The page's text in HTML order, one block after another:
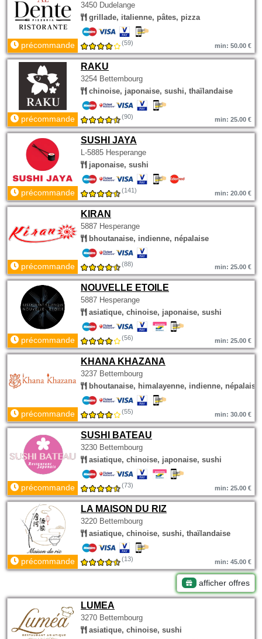
3450 Dudelange
grillade, italienne, pâtes, pizza
précommande (59) min: 50.00 €
RAKU
3254 Bettembourg
chinoise, japonaise, sushi, thaïlandaise
précommande (90) min: 25.00 €
SUSHI JAYA
L-5885 Hesperange
japonaise, sushi
précommande (141) min: 20.00 €
KIRAN
5887 Hesperange
bhoutanaise, indienne, népalaise
précommande (88) min: 25.00 €
NOUVELLE ETOILE
5887 Hesperange
asiatique, chinoise, japonaise, sushi
précommande (56) min: 25.00 €
KHANA KHAZANA
3237 Bettembourg
bhoutanaise, himalayenne, indienne, népalaise
précommande (55) min: 30.00 €
SUSHI BATEAU
3230 Bettembourg
asiatique, chinoise, japonaise, sushi
précommande (73) min: 25.00 €
LA MAISON DU RIZ
3220 Bettembourg
asiatique, chinoise, sushi, thaïlandaise
précommande (13) min: 45.00 €
afficher offres
LUMEA
3270 Bettembourg
asiatique, chinoise, sushi